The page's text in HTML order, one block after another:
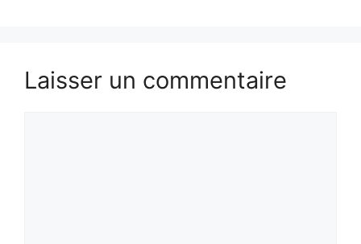
Laisser un commentaire